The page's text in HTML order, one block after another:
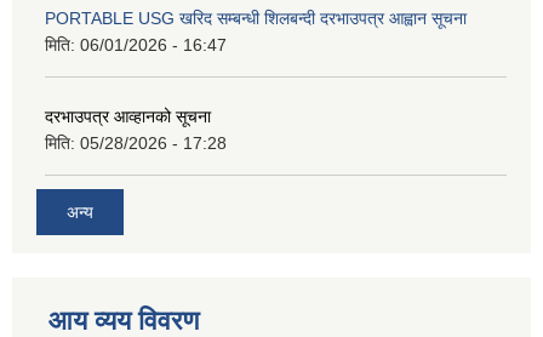
PORTABLE USG खरिद सम्बन्धी शिलबन्दी दरभाउपत्र आह्वान सूचना
मिति: 06/01/2026 - 16:47
दरभाउपत्र आव्हानको सूचना
मिति: 05/28/2026 - 17:28
अन्य
आय व्यय विवरण